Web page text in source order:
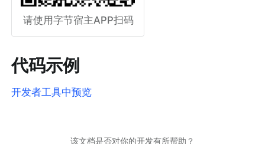
请使用字节宿主APP扫码
代码示例
开发者工具中预览
该文档是否对你的开发有所帮助？